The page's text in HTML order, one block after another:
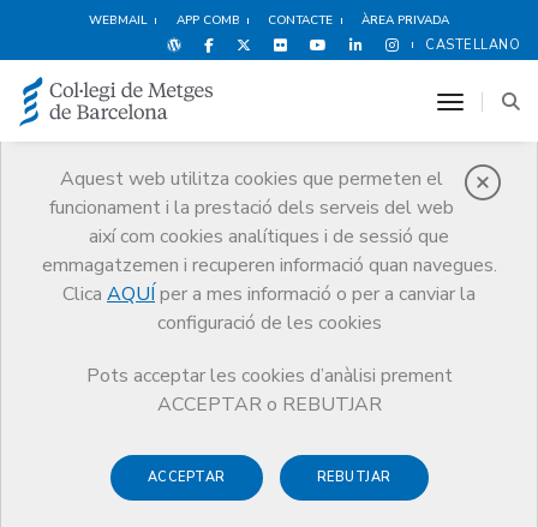
WEBMAIL APP COMB CONTACTE ÀREA PRIVADA
CASTELLANO
Aquest web utilitza cookies que permeten el
funcionament i la prestació dels serveis del web
així com cookies analítiques i de sessió que
emmagatzemen i recuperen informació quan navegues.
Clica AQUÍ per a mes informació o per a canviar la
configuració de les cookies
Pots acceptar les cookies d’anàlisi prement
ACCEPTAR o REBUTJAR
ACCEPTAR REBUTJAR
toggle
Premis
Premis Guardonat Edició 2024
Guardonat Edició 2024